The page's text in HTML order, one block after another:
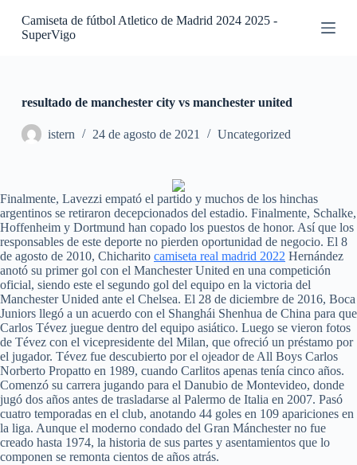
S
n
i
d
o
Camiseta de fútbol Atletico de Madrid 2024 2025 -
SuperVigo
resultado de manchester city vs manchester united
istern 24 de agosto de 2021 Uncategorized
Finalmente, Lavezzi empató el partido y muchos de los hinchas
argentinos se retiraron decepcionados del estadio. Finalmente, Schalke,
Hoffenheim y Dortmund han copado los puestos de honor. Así que los
responsables de este deporte no pierden oportunidad de negocio. El 8
de agosto de 2010, Chicharito camiseta real madrid 2022 Hernández
anotó su primer gol con el Manchester United en una competición
oficial, siendo este el segundo gol del equipo en la victoria del
Manchester Unided ante el Chelsea. El 28 de diciembre de 2016, Boca
Juniors llegó a un acuerdo con el Shanghái Shenhua de China para que
Carlos Tévez juegue dentro del equipo asiático. Luego se vieron fotos
de Tévez con el vicepresidente del Milan, que ofreció un préstamo por
el jugador. Tévez fue descubierto por el ojeador de All Boys Carlos
Norberto Propatto en 1989, cuando Carlitos apenas tenía cinco años.
Comenzó su carrera jugando para el Danubio de Montevideo, donde
jugó dos años antes de trasladarse al Palermo de Italia en 2007. Pasó
cuatro temporadas en el club, anotando 44 goles en 109 apariciones en
la liga. Aunque el moderno condado del Gran Mánchester no fue
creado hasta 1974, la historia de sus partes y asentamientos que lo
componen se remonta cientos de años atrás.